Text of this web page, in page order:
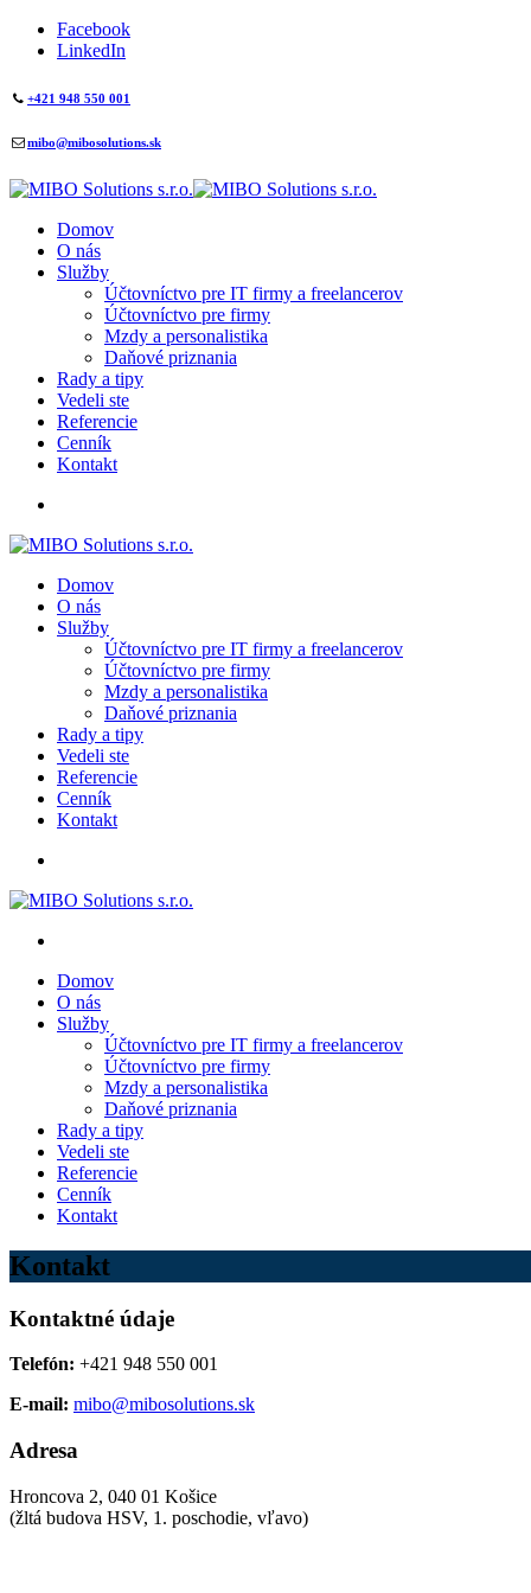
Facebook
LinkedIn
+421 948 550 001
mibo@mibosolutions.sk
Domov
O nás
Služby
Účtovníctvo pre IT firmy a freelancerov
Účtovníctvo pre firmy
Mzdy a personalistika
Daňové priznania
Rady a tipy
Vedeli ste
Referencie
Cenník
Kontakt
Domov
O nás
Služby
Účtovníctvo pre IT firmy a freelancerov
Účtovníctvo pre firmy
Mzdy a personalistika
Daňové priznania
Rady a tipy
Vedeli ste
Referencie
Cenník
Kontakt
Domov
O nás
Služby
Účtovníctvo pre IT firmy a freelancerov
Účtovníctvo pre firmy
Mzdy a personalistika
Daňové priznania
Rady a tipy
Vedeli ste
Referencie
Cenník
Kontakt
Kontakt
Kontaktné údaje
Telefón: +421 948 550 001
E-mail: mibo@mibosolutions.sk
Adresa
Hroncova 2, 040 01 Košice
(žltá budova HSV, 1. poschodie, vľavo)